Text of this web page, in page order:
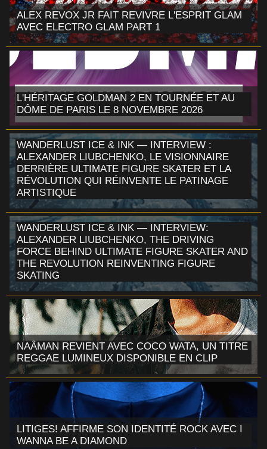
ALEX REVOX JR FAIT REVIVRE L'ESPRIT GLAM
AVEC ELECTRO GLAM PART 1
L'HÉRITAGE GOLDMAN 2 EN TOURNÉE ET AU
DÔME DE PARIS LE 8 NOVEMBRE 2026
WANDERLUST ICE & INK — INTERVIEW :
ALEXANDER LIUBCHENKO, LE VISIONNAIRE
DERRIÈRE ULTIMATE FIGURE SKATER ET LA
RÉVOLUTION QUI RÉINVENTE LE PATINAGE
ARTISTIQUE
WANDERLUST ICE & INK — INTERVIEW:
ALEXANDER LIUBCHENKO, THE DRIVING
FORCE BEHIND ULTIMATE FIGURE SKATER AND
THE REVOLUTION REINVENTING FIGURE
SKATING
NAÂMAN REVIENT AVEC COCO WATA, UN TITRE
REGGAE LUMINEUX DISPONIBLE EN CLIP
LITIGES! AFFIRME SON IDENTITÉ ROCK AVEC I
WANNA BE A DIAMOND